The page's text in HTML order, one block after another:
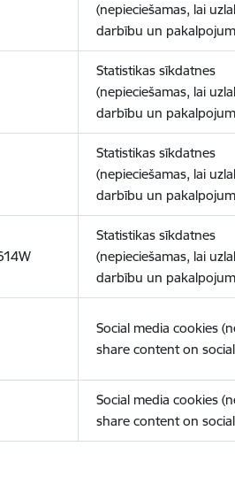
(nepieciešamas, lai
darbību un
Statistikas sīkdatnes
(nepieciešamas, lai
darbību un
Statistikas sīkdatnes
(nepieciešamas, lai
darbību un
Statistikas sīkdatnes
(nepieciešamas, lai
darbību un
Social media cookies
share content on
Social media cookies
share content on